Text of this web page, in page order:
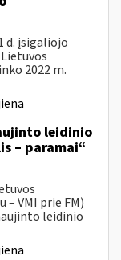
d. įsigaliojo
2022 m.
leidinio
– paramai“
VMI prie FM)
leidinio